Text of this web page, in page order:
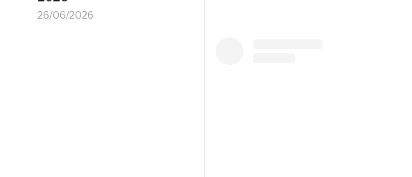
26/06/2026